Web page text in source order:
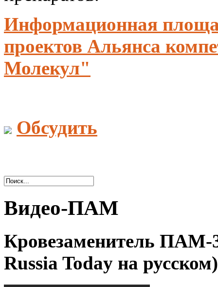
Информационная
проектов Альянса
Молекул"
Обсудить
Видео-ПАМ
Кровезаменитель ПАМ-
Russia Today на русском)